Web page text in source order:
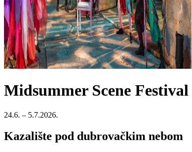
Midsummer Scene Festival
24.6. – 5.7.2026.
Kazalište pod dubrovačkim nebom